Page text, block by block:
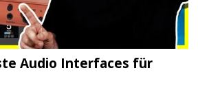
Audio Interfaces für